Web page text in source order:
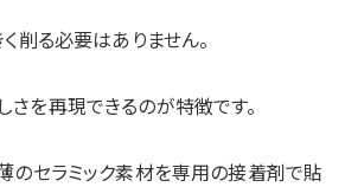
削る必要はありません。
を再現できるのが特徴です。
のセラミック素材を専用の接着剤で貼